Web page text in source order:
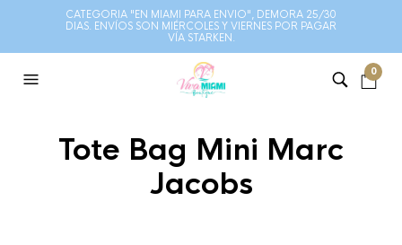
CATEGORIA "EN MIAMI PARA ENVIO", DEMORA 25/30
DIAS. ENVÍOS SON MIÉRCOLES Y VIERNES POR PAGAR
VÍA STARKEN.
0
Tote Bag Mini Marc
Jacobs